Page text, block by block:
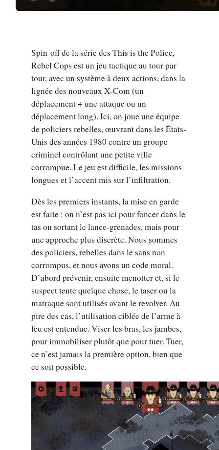
Spin-off de la série des This is the Police,
Rebel Cops est un jeu tactique au tour par
tour, avec un système à deux actions, dans la
lignée des nouveaux X-Com (un
déplacement + une attaque ou un
déplacement long). Ici, on joue une équipe
de policiers rebelles, œuvrant dans les États-
Unis des années 1980 contre un groupe
criminel contrôlant une petite ville
corrompue. Le jeu est difficile, les missions
longues et l’accent mis sur l’infiltration.
Dès les premiers instants, la mise en garde
est faite : on n’est pas ici pour foncer dans le
tas on sortant le lance-grenades, mais pour
une approche plus discrète. Nous sommes
des policiers, rebelles dans le sans non
corrompus, et nous avons un code moral.
D’abord prévenir, ensuite menotter et, si le
suspect tente quelque chose, le taser ou la
matraque sont utilisés avant le revolver. Au
pire des cas, l’utilisation ciblée de l’arme à
feu est entendue. Viser les bras, les jambes,
pour immobiliser plutôt que pour tuer. Tuer,
ce n’est jamais la première option, bien que
ce soit possible.